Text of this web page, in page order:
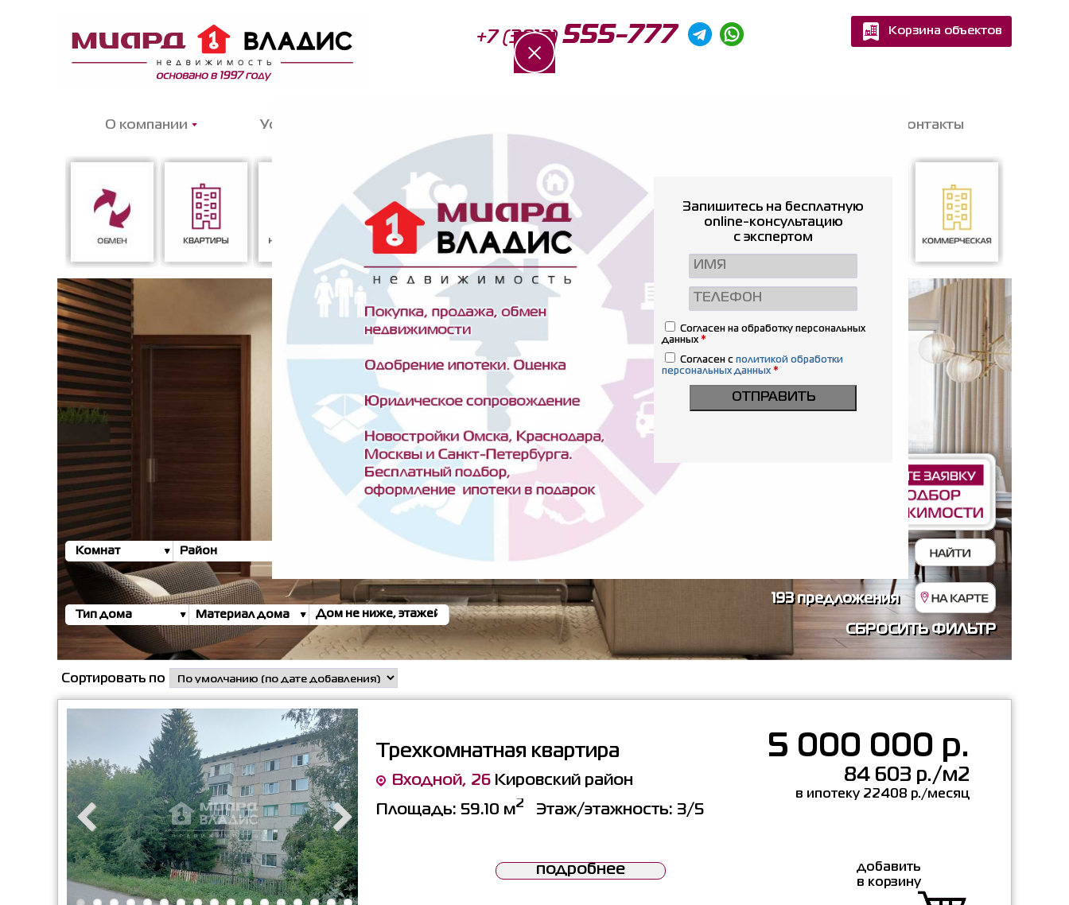
+7 (3812) 555-777 Корзина объектов
О компании Услуги Контакты
Коммерческая
Обмен Новостройки Коттеджи Частные дома
193 предложения
СБРОСИТЬ ФИЛЬТР
Комнат Район
Тип дома Материал дома
Сортировать по
5 000 000 р.
84 603 р./м2
в ипотеку 22408 р./месяц
Трехкомнатная квартира
Входной, 26 Кировский район
Площадь: 59.10 м2 Этаж/этажность: 3/5
подробнее
добавить
в корзину
Запишитесь на бесплатную
online-консультацию
с экспертом
Согласен на обработку персональных
данных *
Согласен с политикой обработки
персональных данных *
ОТПРАВИТЬ